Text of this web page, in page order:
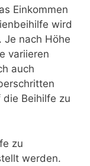
Einkommen
wird
Je nach Höhe
variieren
auch
Beihilfe zu
zu
werden.